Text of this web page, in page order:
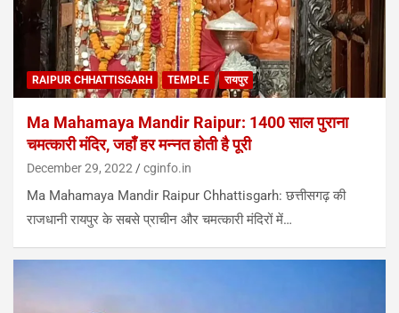
RAIPUR CHHATTISGARH TEMPLE रायपुर
Ma Mahamaya Mandir Raipur: 1400 साल पुराना
चमत्कारी मंदिर, जहाँ हर मन्नत होती है पूरी
December 29, 2022 cginfo.in
Ma Mahamaya Mandir Raipur Chhattisgarh: छत्तीसगढ़ की
राजधानी रायपुर के सबसे प्राचीन और चमत्कारी मंदिरों में…